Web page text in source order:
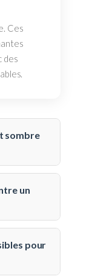
Ces
des
sombre
un
pour